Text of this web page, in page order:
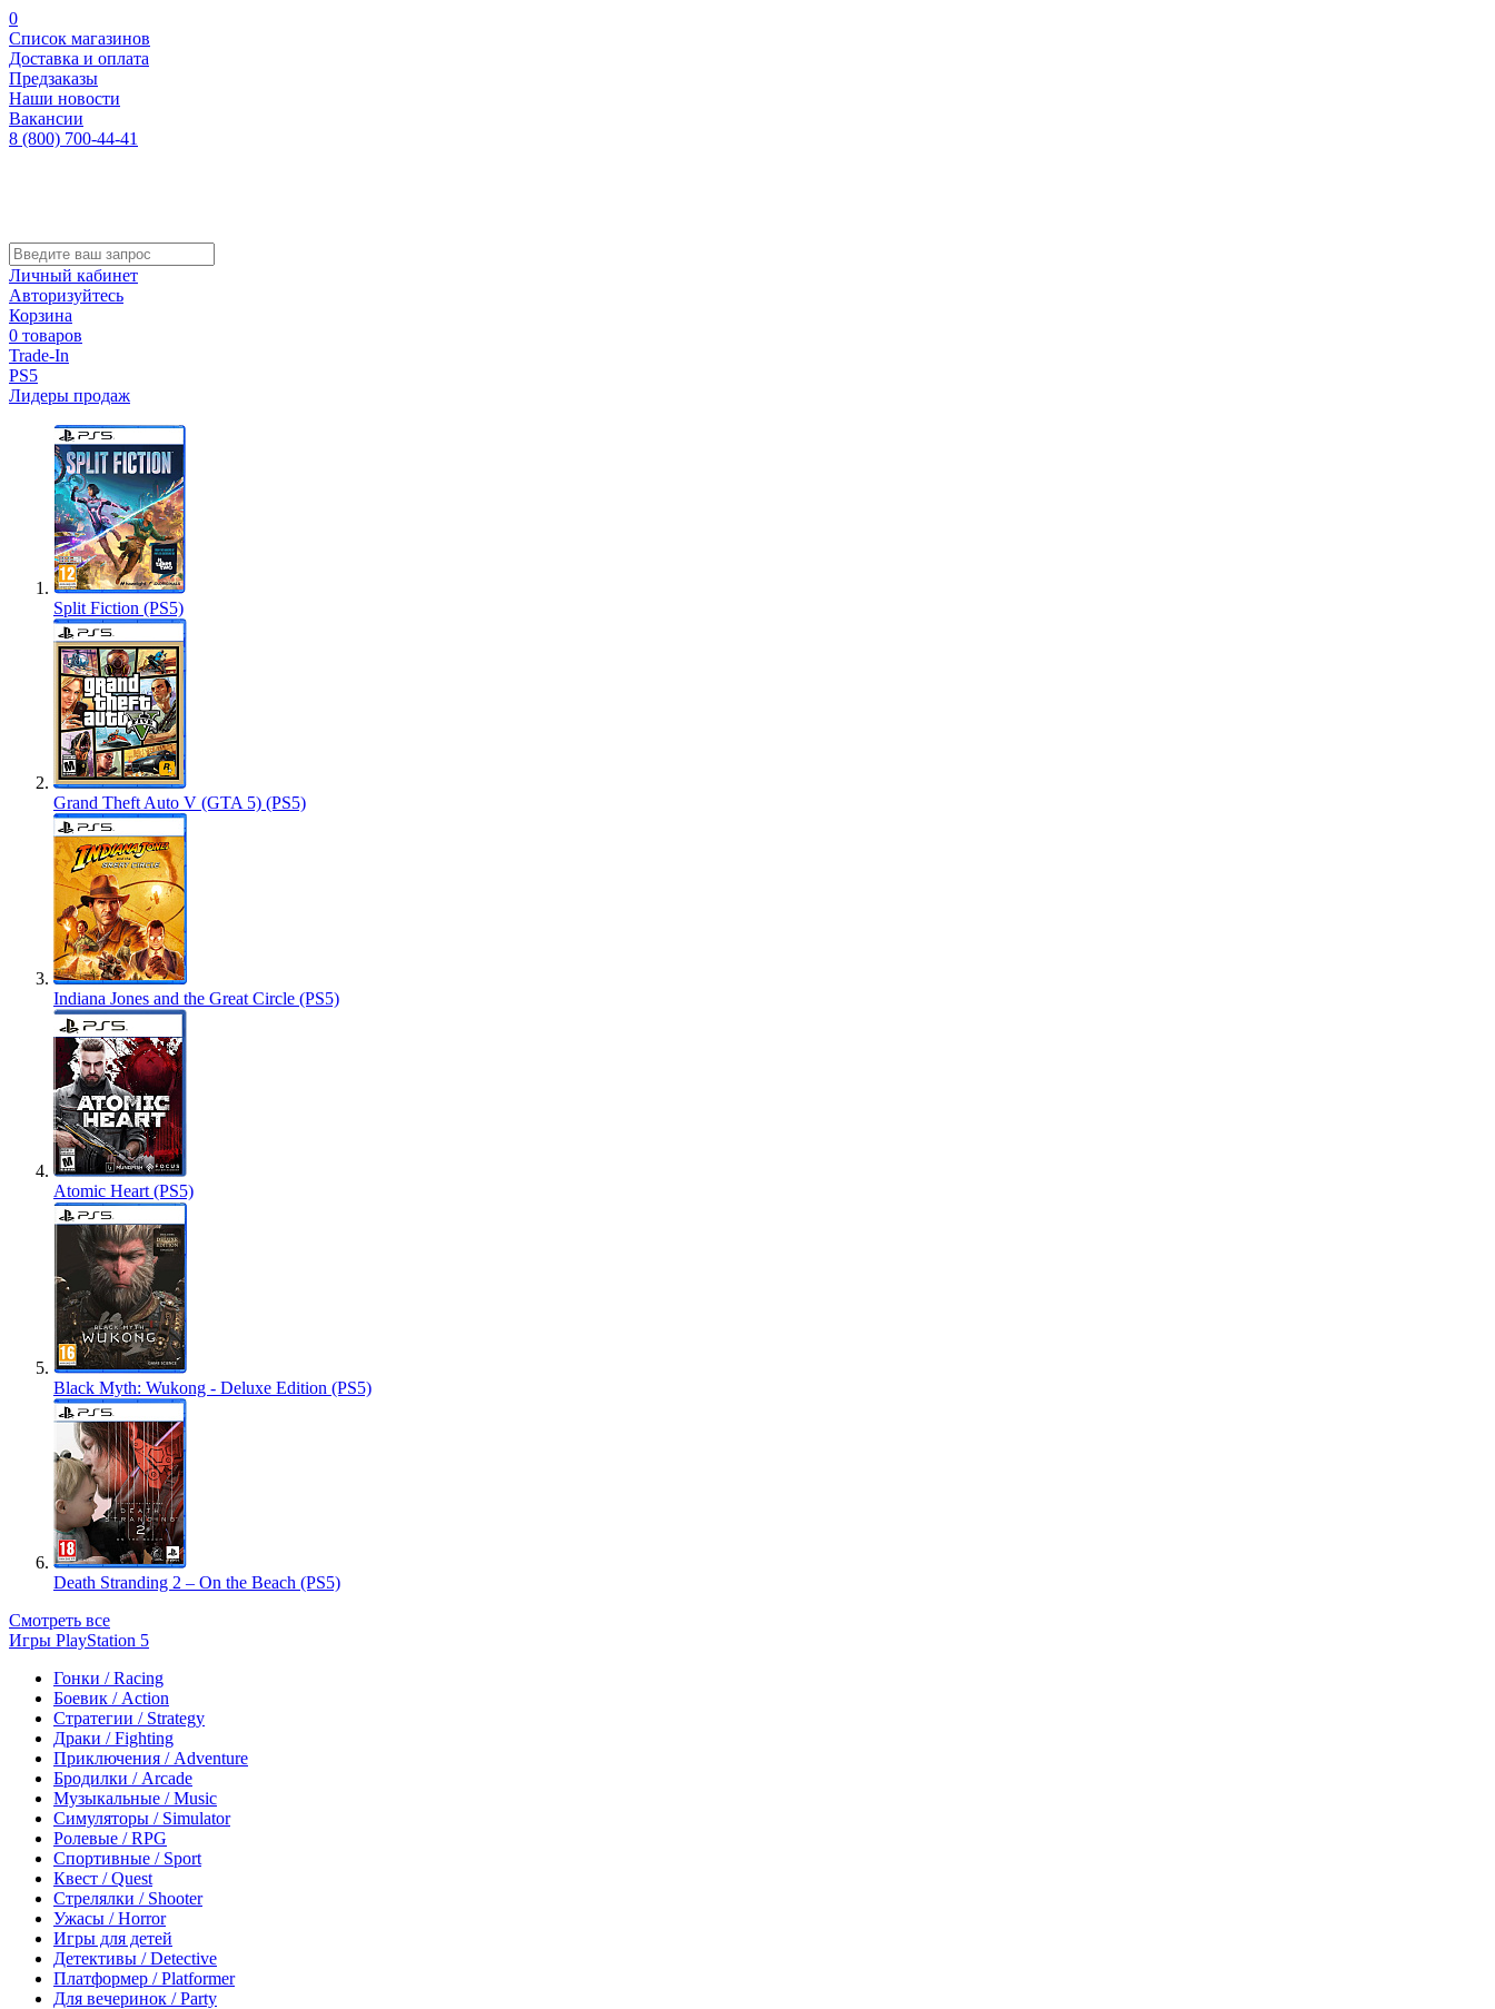
0
Список магазинов
Доставка и оплата
Предзаказы
Наши новости
Вакансии
8 (800) 700-44-41
Личный кабинет
Авторизуйтесь
Корзина
0 товаров
Trade-In
PS5
Лидеры продаж
Split Fiction (PS5)
Grand Theft Auto V (GTA 5) (PS5)
Indiana Jones and the Great Circle (PS5)
Atomic Heart (PS5)
Black Myth: Wukong - Deluxe Edition (PS5)
Death Stranding 2 – On the Beach (PS5)
Смотреть все
Игры PlayStation 5
Гонки / Racing
Боевик / Action
Стратегии / Strategy
Драки / Fighting
Приключения / Adventure
Бродилки / Arcade
Музыкальные / Music
Симуляторы / Simulator
Ролевые / RPG
Спортивные / Sport
Квест / Quest
Стрелялки / Shooter
Ужасы / Horror
Игры для детей
Детективы / Detective
Платформер / Platformer
Для вечеринок / Party